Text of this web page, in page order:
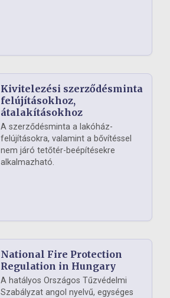
Kivitelezési szerződésminta
felújításokhoz,
átalakításokhoz
A szerződésminta a lakóház-
felújításokra, valamint a bővítéssel
nem járó tetőtér-beépítésekre
alkalmazható.
National Fire Protection
Regulation in Hungary
A hatályos Országos Tűzvédelmi
Szabályzat angol nyelvű, egységes